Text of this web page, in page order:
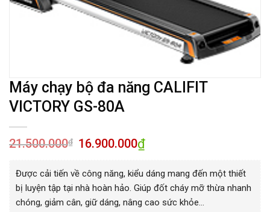
Máy chạy bộ đa năng CALIFIT
VICTORY GS-80A
21.500.000₫ 16.900.000₫
Được cải tiến về công năng, kiểu dáng mang đến một thiết
bị luyện tập tại nhà hoàn hảo. Giúp đốt cháy mỡ thừa nhanh
chóng, giảm cân, giữ dáng, nâng cao sức khỏe…